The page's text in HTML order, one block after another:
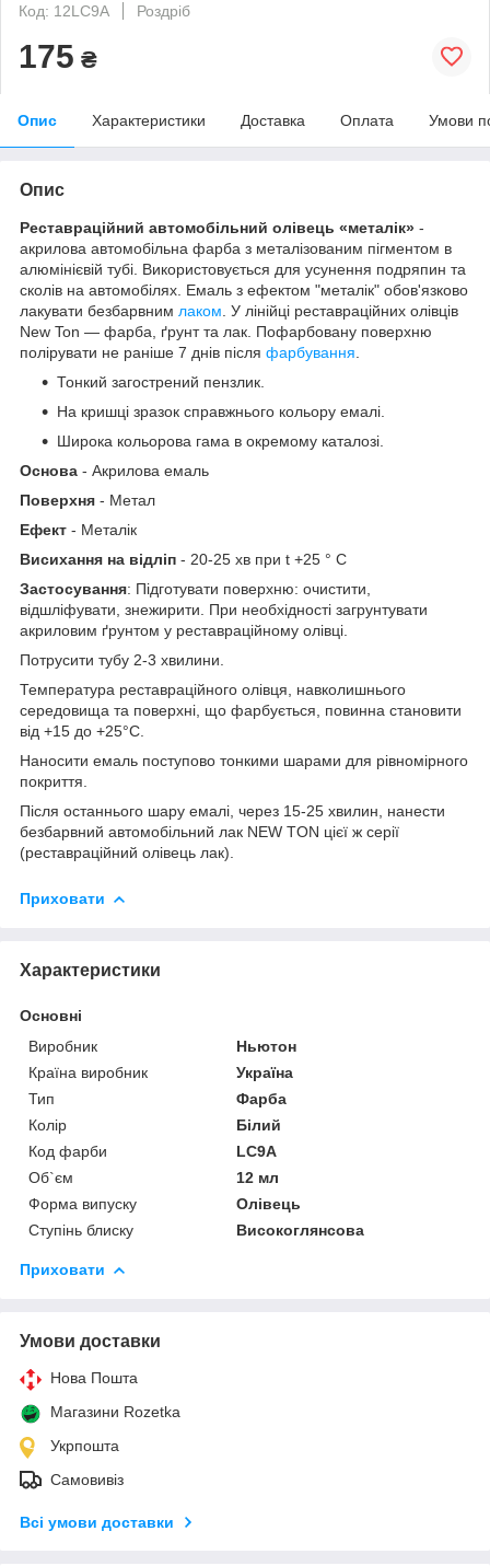
Код: 12LC9A
Роздріб
175 ₴
Опис Характеристики Доставка Оплата Умови
Опис
Реставраційний автомобільний олівець «металік» -
акрилова автомобільна фарба з металізованим пігментом в
алюмінієвій тубі. Використовується для усунення подряпин та
сколів на автомобілях. Емаль з ефектом "металік" обов'язково
лакувати безбарвним лаком . У лінійці реставраційних олівців
New Ton — фарба, ґрунт та лак. Пофарбовану поверхню
полірувати не раніше 7 днів після фарбування
Тонкий загострений пензлик.
На кришці зразок справжнього кольору емалі.
Широка кольорова гама в окремому каталозі.
Основа - Акрилова емаль
Поверхня - Метал
Ефект - Металік
Висихання на відліп - 20-25 хв при t +25 ° С
Застосування: Підготувати поверхню: очистити,
відшліфувати, знежирити. При необхідності загрунтувати
акриловим ґрунтом у реставраційному олівці.
Потрусити тубу 2-3 хвилини.
Температура реставраційного олівця, навколишнього
середовища та поверхні, що фарбується, повинна становити
від +15 до +25°С.
Наносити емаль поступово тонкими шарами для рівномірного
покриття.
Після останнього шару емалі, через 15-25 хвилин, нанести
безбарвний автомобільний лак NEW TON цієї ж серії
(реставраційний олівець лак).
Приховати
Характеристики
Основні
Виробник
Ньютон
Країна виробник
Україна
Тип
Фарба
Колір
Білий
Код фарби
LC9A
Об`єм
12 мл
Форма випуску
Олівець
Ступінь блиску
Високоглянсова
Приховати
Умови доставки
Нова Пошта
Магазини Rozetka
Укрпошта
Самовивіз
Всі умови доставки